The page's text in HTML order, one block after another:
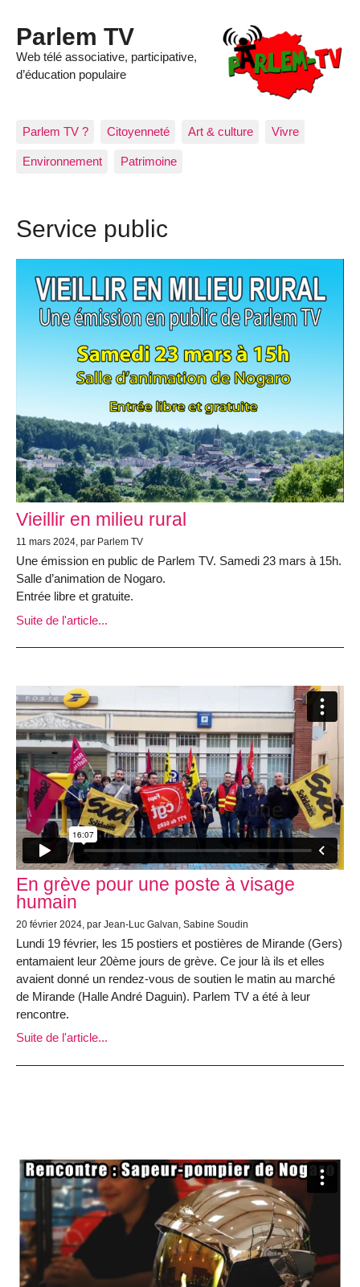
Parlem TV
Web télé associative, participative,
d’éducation populaire
Parlem TV ? Citoyenneté Art & culture Vivre
Environnement Patrimoine
Service public
Vieillir en milieu rural
11 mars 2024, par Parlem TV
Une émission en public de Parlem TV. Samedi 23 mars à 15h.
Salle d’animation de Nogaro.
Entrée libre et gratuite.
Suite de l'article...
En grève pour une poste à visage
humain
20 février 2024, par Jean-Luc Galvan, Sabine Soudin
Lundi 19 février, les 15 postiers et postières de Mirande (Gers)
entamaient leur 20ème jours de grève. Ce jour là ils et elles
avaient donné un rendez-vous de soutien le matin au marché
de Mirande (Halle André Daguin). Parlem TV a été à leur
rencontre.
Suite de l'article...